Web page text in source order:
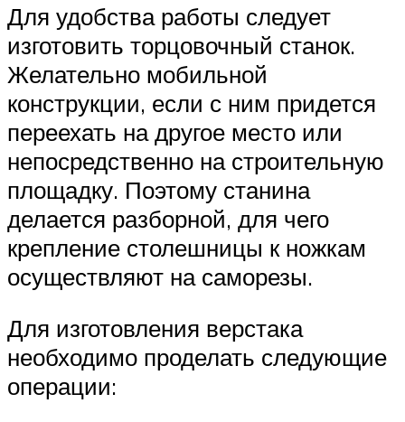
Для удобства работы следует
изготовить торцовочный станок.
Желательно мобильной
конструкции, если с ним придется
переехать на другое место или
непосредственно на строительную
площадку. Поэтому станина
делается разборной, для чего
крепление столешницы к ножкам
осуществляют на саморезы.
Для изготовления верстака
необходимо проделать следующие
операции: